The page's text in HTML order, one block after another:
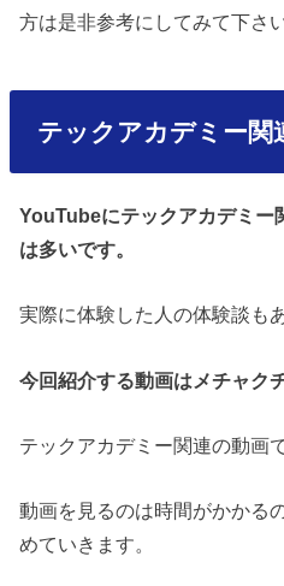
方は是非参考にしてみて下さい
テックアカデミー関
YouTubeにテックアカデミー
は多いです。
実際に体験した人の体験談も
今回紹介する動画はメチャク
テックアカデミー関連の動画
動画を見るのは時間がかかる
めていきます。